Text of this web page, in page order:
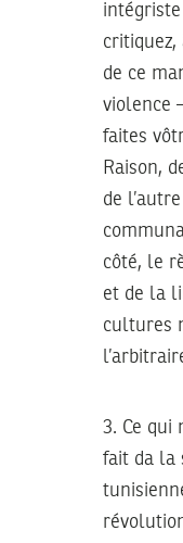
de ce
violence
faites
Raison,
de
côté, le
et de la
cultures
3. Ce qui
fait da la